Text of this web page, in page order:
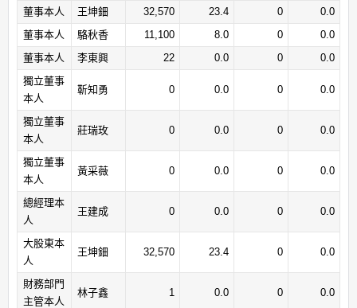
董事本人 王坤鈿 32,570 23.4 0
0.0
董事本人
駱秋香 11,100 8.0 0
0.0
董事本人
李東興 22 0.0 0
0.0
獨立董事
本人
靳知勇 0 0.0 0 0.0
獨立董事
本人
莊瑞玫 0 0.0 0 0.0
獨立董事
本人
黃采薇 0 0.0 0 0.0
總經理本
人
王建成 0 0.0 0 0.0
大股東本
人
王坤鈿 32,570 23.4 0 0.0
財務部門
主管本人
林子鑫 1 0.0 0 0.0